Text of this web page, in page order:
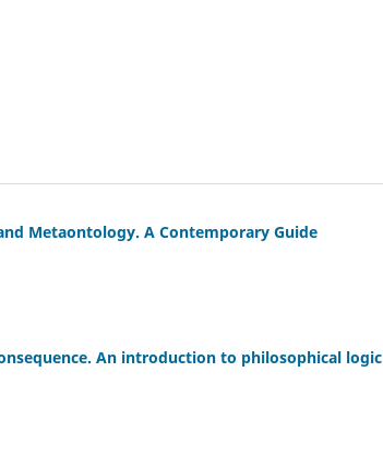
Metaontology. A Contemporary Guide
An introduction to philosophical logic